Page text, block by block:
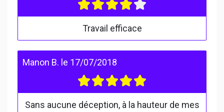
Travail efficace
Manon B. le 17/07/2018
Sans aucune déception, à la hauteur de mes